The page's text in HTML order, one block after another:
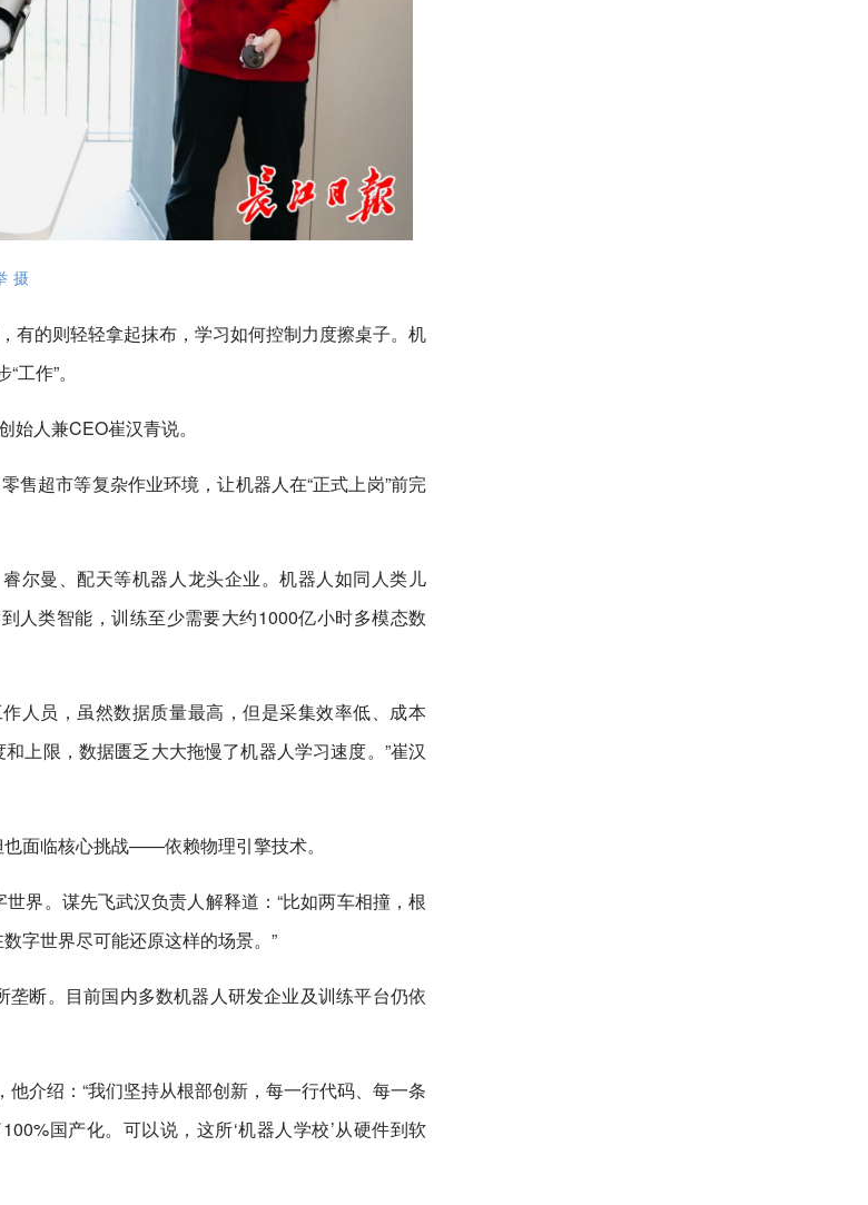
摄
有的则轻轻拿起抹布，学习如何控制力度擦桌子。机
作”。
始人兼CEO崔汉青说。
售超市等复杂作业环境，让机器人在“正式上岗”前完
尔曼、配天等机器人龙头企业。机器人如同人类儿
人类智能，训练至少需要大约1000亿小时多模态数
人员，虽然数据质量最高，但是采集效率低、成本
上限，数据匮乏大大拖慢了机器人学习速度。”崔汉
面临核心挑战——依赖物理引擎技术。
界。谋先飞武汉负责人解释道：“比如两车相撞，根
字世界尽可能还原这样的场景。”
断。目前国内多数机器人研发企业及训练平台仍依
介绍：“我们坚持从根部创新，每一行代码、每一条
国产化。可以说，这所‘机器人学校’从硬件到软